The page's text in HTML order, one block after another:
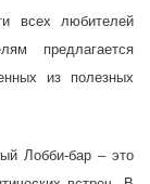
всех любителей
предлагается
из полезных
Лобби-бар – это